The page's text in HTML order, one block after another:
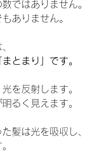
ではありません。
ありません。
とまり」です。
を反射します。
るく見えます。
髪は光を吸収し、